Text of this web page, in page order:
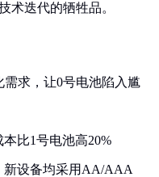
术迭代的牺牲品。
求，让0号电池陷入尴
比1号电池高20%
新设备均采用AA/AAA